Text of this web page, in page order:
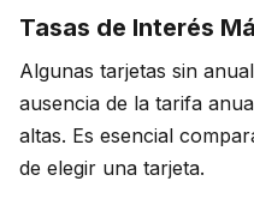
Tasas de Interés
Algunas tarjetas sin
ausencia de la tarifa
altas. Es esencial
de elegir una tarjeta.